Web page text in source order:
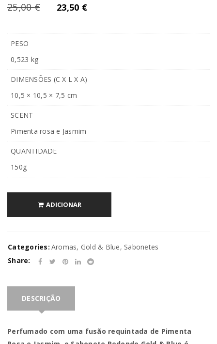
25,00€ 23,50 €
PESO
0,523 kg
DIMENSÕES (C X L X A)
10,5 × 10,5 × 7,5 cm
SCENT
Pimenta rosa e Jasmim
QUANTIDADE
150g
ADICIONAR
Categories: Aromas, Gold & Blue, Sabonetes
Share:
DESCRIÇÃO
Perfumado com uma fusão requintada de Pimenta